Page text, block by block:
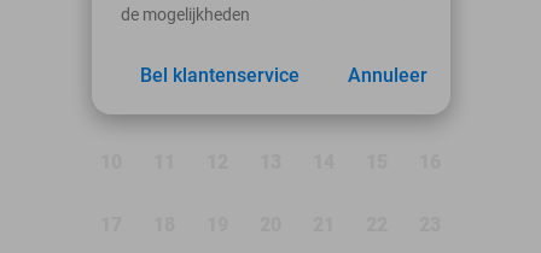
de mogelijkheden
Bel klantenservice Annuleer